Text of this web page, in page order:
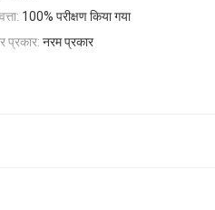
100% परीक्षण किया गया
प्रकार: नरम प्रकार